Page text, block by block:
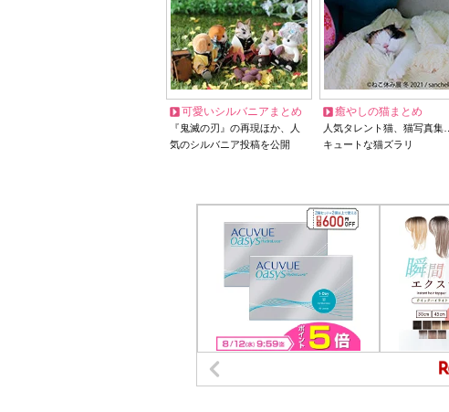
可愛いシルバニアまとめ
『鬼滅の刃』の再現ほか、人
気のシルバニア投稿を公開
癒やしの猫まとめ
人気タレント猫、猫写真集…
キュートな猫ズラリ